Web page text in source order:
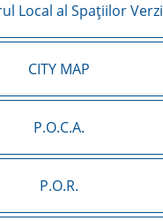
Local al Spațiilor Verzi
CITY MAP
P.O.C.A.
P.O.R.